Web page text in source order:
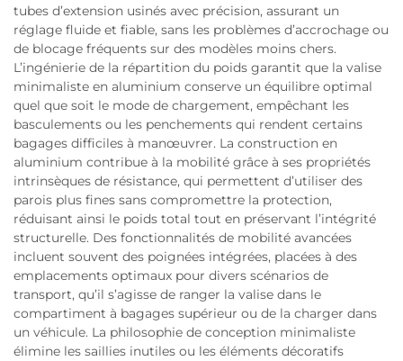
tubes d’extension usinés avec précision, assurant un
réglage fluide et fiable, sans les problèmes d’accrochage ou
de blocage fréquents sur des modèles moins chers.
L’ingénierie de la répartition du poids garantit que la valise
minimaliste en aluminium conserve un équilibre optimal
quel que soit le mode de chargement, empêchant les
basculements ou les penchements qui rendent certains
bagages difficiles à manœuvrer. La construction en
aluminium contribue à la mobilité grâce à ses propriétés
intrinsèques de résistance, qui permettent d’utiliser des
parois plus fines sans compromettre la protection,
réduisant ainsi le poids total tout en préservant l’intégrité
structurelle. Des fonctionnalités de mobilité avancées
incluent souvent des poignées intégrées, placées à des
emplacements optimaux pour divers scénarios de
transport, qu’il s’agisse de ranger la valise dans le
compartiment à bagages supérieur ou de la charger dans
un véhicule. La philosophie de conception minimaliste
élimine les saillies inutiles ou les éléments décoratifs